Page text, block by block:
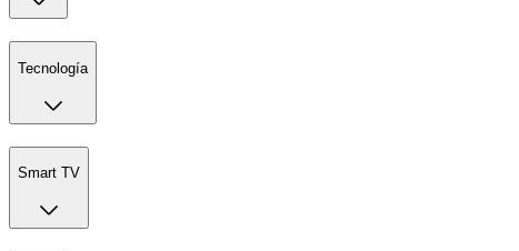
Tecnología
Smart TV